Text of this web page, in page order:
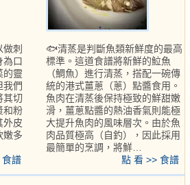
刺
為口
的靈
我們
其切
和粉
外皮
嫩多
食譜
🐟清蒸是判斷魚類新鮮度的最高
標準。這道食譜將新鮮的𩶘魚
（鯛魚）進行清蒸，搭配一碗傳
統的港式薑蔥（蔥）點醬食用。
魚肉在清蒸後保持極致的鮮甜嫩
滑，薑蔥點醬的熱油香氣則能極
大提升魚肉的風味層次。由於魚
肉品質極高（自釣），因此採用
最簡單的烹調，將鮮…
點 看 >> 食譜